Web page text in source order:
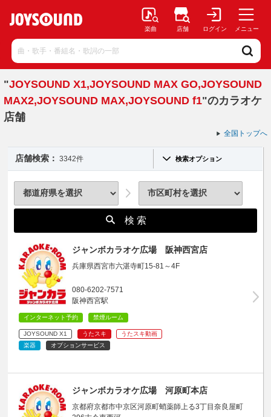
楽曲 店舗 ログイン メニュー
"JOYSOUND X1,JOYSOUND MAX GO,JOYSOUND
MAX2,JOYSOUND MAX,JOYSOUND f1"のカラオケ
店舗
全国トップへ
店舗検索： 3342件 検索オプション
検 索
ジャンボカラオケ広場 阪神西宮店
兵庫県西宮市六湛寺町15-81～4F
080-6202-7571
阪神西宮駅
インターネット予約 禁煙ルーム
JOYSOUND X1 うたスキ
うたスキ動画
楽器
オプションサービス
ジャンボカラオケ広場 河原町本店
京都府京都市中京区河原町蛸薬師上る3丁目奈良屋町